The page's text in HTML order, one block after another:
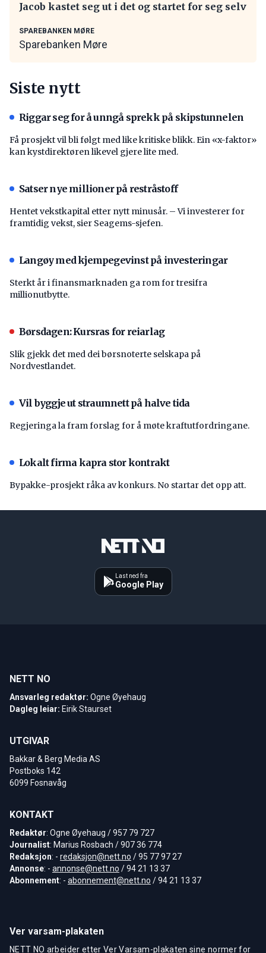
Jacob kastet seg ut i det og startet for seg selv
SPAREBANKEN MØRE
Sparebanken Møre
Siste nytt
Riggar seg for å unngå sprekk på skipstunnelen
Få prosjekt vil bli følgt med like kritiske blikk. Ein «x-faktor»
kan kystdirektøren likevel gjere lite med.
Satser nye millioner på restråstoff
Hentet vekstkapital etter nytt minusår. – Vi investerer for
framtidig vekst, sier Seagems-sjefen.
Langøy med kjempegevinst på investeringar
Sterkt år i finansmarknaden ga rom for tresifra
millionutbytte.
Børsdagen: Kursras for reiarlag
Slik gjekk det med dei børsnoterte selskapa på
Nordvestlandet.
Vil byggje ut straumnett på halve tida
Regjeringa la fram forslag for å møte kraftutfordringane.
Lokalt firma kapra stor kontrakt
Bypakke-prosjekt råka av konkurs. No startar det opp att.
Last ned fra
Google Play
NETT NO
Ansvarleg redaktør: Ogne Øyehaug
Dagleg leiar: Eirik Staurset
UTGIVAR
Bakkar & Berg Media AS
Postboks 142
6099 Fosnavåg
KONTAKT
Redaktør: Ogne Øyehaug / 957 79 727
Journalist: Marius Rosbach / 907 36 774
Redaksjon: - redaksjon@nett.no / 95 77 97 27
Annonse: - annonse@nett.no / 94 21 13 37
Abonnement: - abonnement@nett.no / 94 21 13 37
Ver varsam-plakaten
NETT NO arbeider etter Ver Varsam-plakaten sine normer for